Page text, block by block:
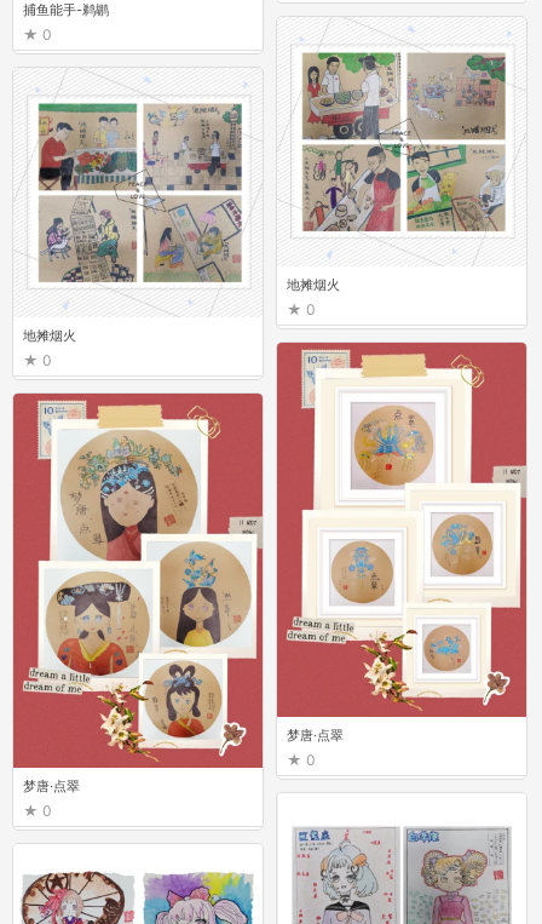
地摊烟火
0
地摊烟火
0
梦唐·点翠
0
梦唐·点翠
0
捕鱼能手-鹈鹕
0